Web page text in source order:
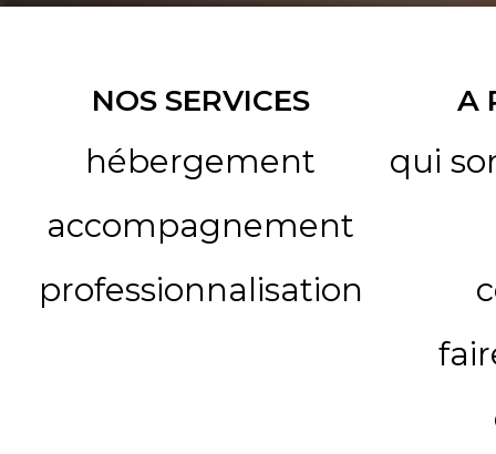
NOS SERVICES
hébergement
accompagnement
professionnalisation
A
qui